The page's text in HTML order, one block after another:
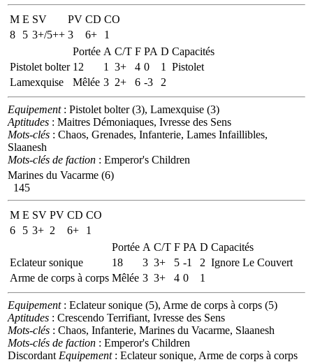
M E SV PV CD CO
8
5 3+/5++ 3 6+
1
Portée A C/T F PA D Capacités
Pistolet bolter 12 1 3+ 4 0 1
Pistolet
Lamexquise
Mêlée 3 2+ 6 -3 2
Equipement: Pistolet bolter (3), Lamexquise (3)
Aptitudes : Maitres Démoniaques, Ivresse des Sens
Mots-clés : Chaos, Grenades, Infanterie, Lames Infaillibles,
Slaanesh
Mots-clés de faction : Emperor's Children
Marines du Vacarme (6)
145
M E SV PV CD CO
6
5 3+ 2 6+
1
Portée A C/T F PA D Capacités
Eclateur sonique
18 3 3+ 5 -1 2 Ignore Le Couvert
Arme de corps à corps Mêlée 3 3+ 4 0 1
Equipement: Eclateur sonique (5), Arme de corps à corps (5)
Aptitudes : Crescendo Terrifiant, Ivresse des Sens
Mots-clés : Chaos, Infanterie, Marines du Vacarme, Slaanesh
Mots-clés de faction : Emperor's Children
Discordant Equipement: Eclateur sonique, Arme de corps à corps